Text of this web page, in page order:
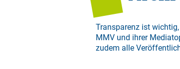
Transparenz ist
MMV und ihrer
zudem alle